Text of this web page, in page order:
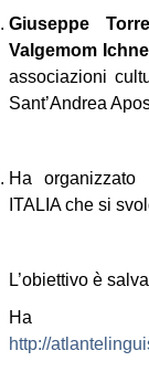
Giuseppe Torre
Valgemom
associazioni
Sant’Andrea
Ha organizzato
ITALIA che si
L’obiettivo è
Ha
http://